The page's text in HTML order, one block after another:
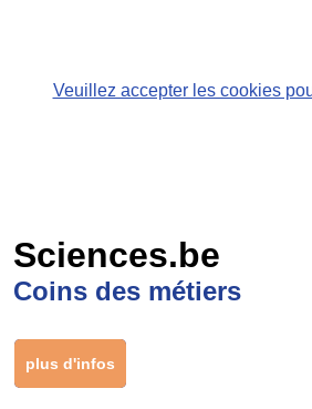
Veuillez accepter les cookies
Sciences.be
Coins des métiers
plus d'infos